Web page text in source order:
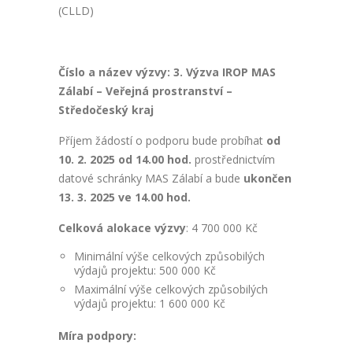
(CLLD)
Číslo a název výzvy: 3. Výzva IROP MAS
Zálabí – Veřejná prostranství –
Středočeský kraj
Příjem žádostí o podporu bude probíhat od
10. 2. 2025 od 14.00 hod. prostřednictvím
datové schránky MAS Zálabí a bude ukončen
13. 3. 2025 ve 14.00 hod.
Celková alokace výzvy: 4 700 000 Kč
Minimální výše celkových způsobilých
výdajů projektu: 500 000 Kč
Maximální výše celkových způsobilých
výdajů projektu: 1 600 000 Kč
Míra podpory: